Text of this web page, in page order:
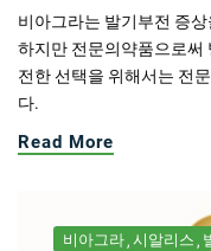
비아그라는 발기부전 증
하지만 전문의약품으로써
전한 선택을 위해서는 전
다.
Read More
비아그라 시알리스